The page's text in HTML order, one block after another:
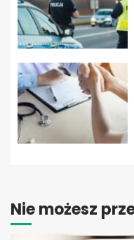
Nie możesz